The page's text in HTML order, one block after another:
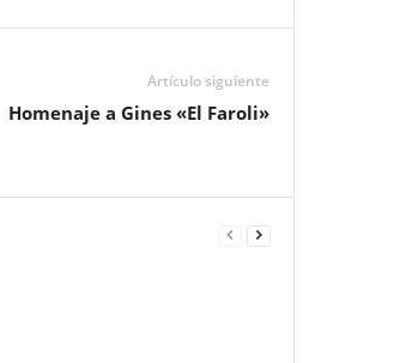
Artículo siguiente
Homenaje a Gines «El Faroli»